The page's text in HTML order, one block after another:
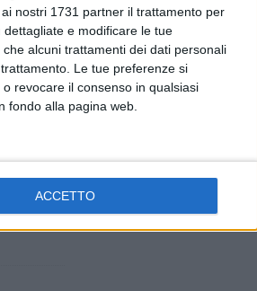
nostri 1731 partner il trattamento per
e modificare le tue
alcuni trattamenti dei dati personali
Le tue preferenze si
revocare il consenso in qualsiasi
fondo alla pagina web.
ACCETTO